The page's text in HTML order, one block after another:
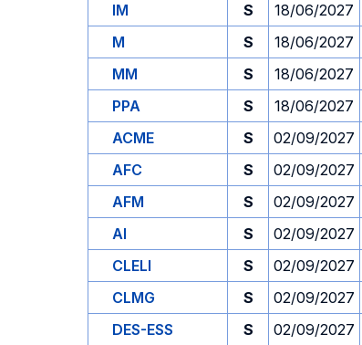
IM
S 18/06/2027
M
S 18/06/2027
MM
S 18/06/2027
PPA
S 18/06/2027
ACME
S 02/09/2027
AFC
S 02/09/2027
AFM
S 02/09/2027
AI
S 02/09/2027
CLELI
S 02/09/2027
CLMG
S 02/09/2027
DES-ESS
S 02/09/2027